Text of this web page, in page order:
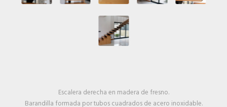
Escalera derecha en madera de fresno.
Barandilla formada por tubos cuadrados de acero inoxidable.